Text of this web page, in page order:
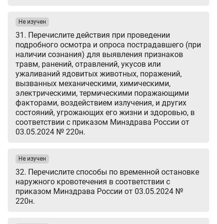
31. Перечислите действия при проведении
подробного осмотра и опроса пострадавшего (при
наличии сознания) для выявления признаков
травм, ранений, отравлений, укусов или
ужаливаний ядовитых животных, поражений,
вызванных механическими, химическими,
электрическими, термическими поражающими
факторами, воздействием излучения, и других
состояний, угрожающих его жизни и здоровью, в
соответствии с приказом Минздрава России от
03.05.2024 № 220н.
Не изучен
32. Перечислите способы по временной остановке
наружного кровотечения в соответствии с
приказом Минздрава России от 03.05.2024 №
220н.
Не изучен